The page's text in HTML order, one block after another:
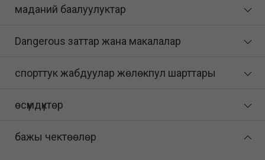
маданий баалуулуктар
Dangerous заттар жана макалалар
спорттук жабдуулар жөлөкпул шарттары
өсүмдүктөр
бажы чектөөлөр